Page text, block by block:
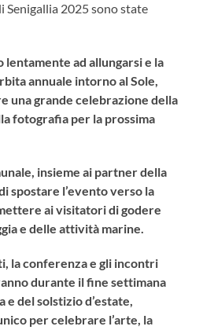
Senigallia 2025 sono state
ad allungarsi e la
annuale intorno al Sole,
una grande celebrazione della
fotografia per la prossima
insieme ai partner della
spostare l’evento verso la
ai visitatori di godere
e delle attività marine.
la conferenza e gli incontri
durante il fine settimana
e del solstizio d’estate,
per celebrare l’arte, la